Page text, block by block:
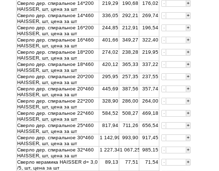
Сверло дер. спиральное 14*200
HAISSER, шт, цена за шт
219,29 190,68 176,02 - +
Сверло дер. спиральное 14*460
HAISSER, шт, цена за шт
336,05 292,21 269,74 - +
Сверло дер. спиральное 16*200
HAISSER, шт, цена за шт
244,85 212,91 196,54 - +
Сверло дер. спиральное 16*460
HAISSER, шт, цена за шт
401,66 349,27 322,40 - +
Сверло дер. спиральное 18*200
HAISSER, шт, цена за шт
274,02 238,28 219,95 - +
Сверло дер. спиральное 18*460
HAISSER, шт, цена за шт
420,12 365,33 337,22 - +
Сверло дер. спиральное 20*200
HAISSER, шт, цена за шт
295,95 257,35 237,55 - +
Сверло дер. спиральное 20*460
HAISSER, шт, цена за шт
445,69 387,56 357,74 - +
Сверло дер. спиральное 22*200
HAISSER, шт, цена за шт
328,90 286,00 264,00 - +
Сверло дер. спиральное 22*460
HAISSER, шт, цена за шт
584,52 508,27 469,18 - +
Сверло дер. спиральное 25*460
HAISSER, шт, цена за шт
817,94 711,26 656,54 - +
Сверло дер. спиральное 30*460
HAISSER, шт, цена за шт
1 142,99 993,90 917,45 - +
Сверло дер. спиральное 32*460
HAISSER, шт, цена за шт
1 227,341 067,25 985,15 - +
Сверло керамика HAISSER d= 3,0
/5, шт, цена за шт
89,13 77,51 71,54 - +